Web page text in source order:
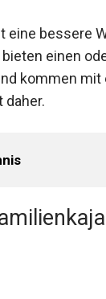
eine bessere
einen
kommen mit
daher.